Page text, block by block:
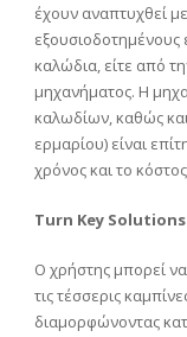
έχουν αναπτυχθεί
καλώδια, είτε από
μηχανήματος. Η
καλωδίων, καθώς
ερμαρίου) είναι
χρόνος και το
Turn Key Solutions
Ο χρήστης μπορεί
τις τέσσερις
διαμορφώνοντας